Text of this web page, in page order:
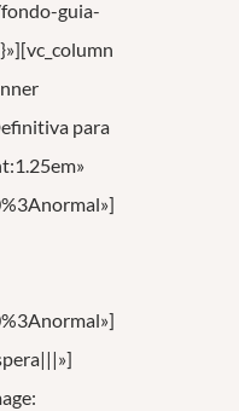
guia-
para